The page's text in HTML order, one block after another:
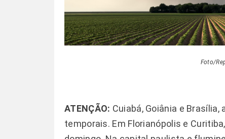
Foto/
ATENÇÃO: Cuiabá, Goiânia e
temporais. Em Florianópolis e